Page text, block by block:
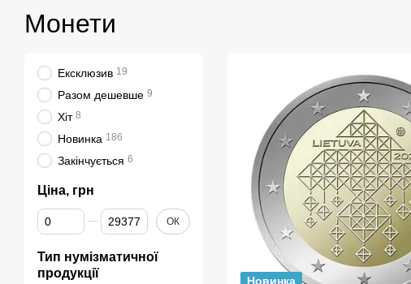
Монети
Новинка
Ексклюзив 19
Разом дешевше 9
Хіт 8
Новинка 186
Закінчується 6
Ціна, грн
Від Ціна, грн
До Ціна, грн ОК
Тип нумізматичної
продукції